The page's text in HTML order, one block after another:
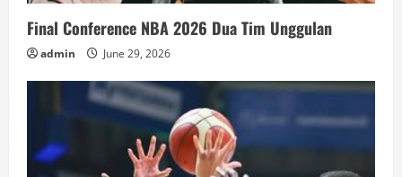
Final Conference NBA 2026 Dua Tim Unggulan
admin June 29, 2026